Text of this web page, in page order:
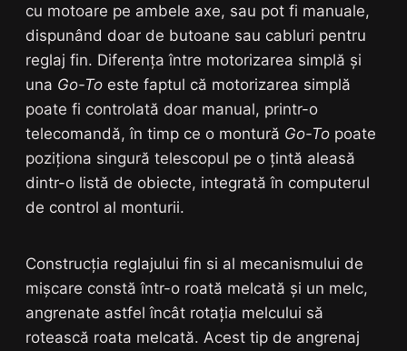
cu motoare pe ambele axe, sau pot fi manuale,
dispunând doar de butoane sau cabluri pentru
reglaj fin. Diferența între motorizarea simplă și
una Go-To este faptul că motorizarea simplă
poate fi controlată doar manual, printr-o
telecomandă, în timp ce o montură Go-To poate
poziționa singură telescopul pe o țintă aleasă
dintr-o listă de obiecte, integrată în computerul
de control al monturii.
Construcția reglajului fin si al mecanismului de
mișcare constă într-o roată melcată și un melc,
angrenate astfel încât rotația melcului să
rotească roata melcată. Acest tip de angrenaj